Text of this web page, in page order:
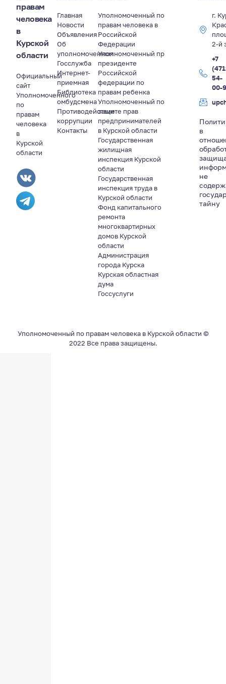
правам
человека
в
Курской
области
Официальный
сайт
Уполномоченного
по
правам
человека
в
Курской
области
Главная
Новости
Объявления
Об
уполномоченном
Госслужба
Интернет-
приемная
Библиотека
омбудсмена
Противодействие
коррупции
Контакты
Уполномоченный по
правам человека в
Российской
Федерации
Уполномоченный пр
президенте
Российской
федерации по
правам ребенка
Уполномоченный по
защите прав
предпринимателей
в Курской области
Государственная
жилищная
инспекция Курской
области
Государственная
инспекция труда в
Курской области
Фонд капитального
ремонта
многоквартирных
домов Курской
области
Администрация
города Курска
Курская областная
дума
Госсуслуги
г.
2-й
+7
54-
00-
в
не
тайну
Уполномоченный по правам человека в Курской области ©
2022 Все права защищены.